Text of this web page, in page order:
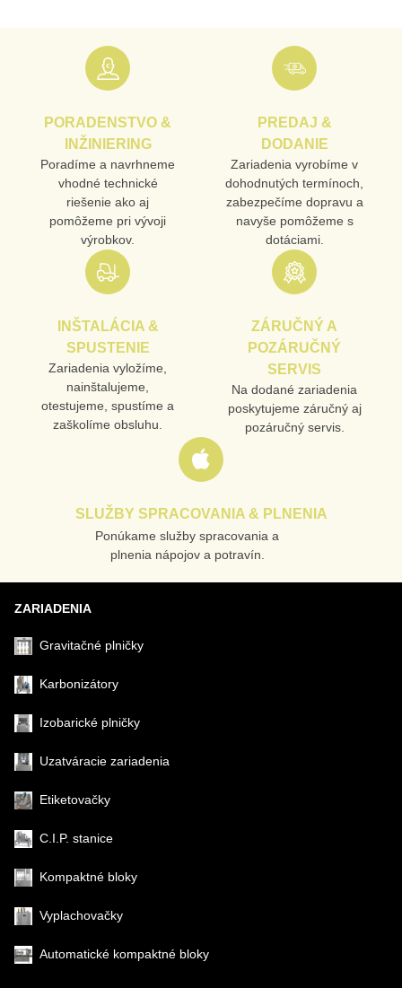
PORADENSTVO &
INŽINIERING
Poradíme a navrhneme
vhodné technické
riešenie ako aj
pomôžeme pri vývoji
výrobkov.
PREDAJ &
DODANIE
Zariadenia vyrobíme v
dohodnutých termínoch,
zabezpečíme dopravu a
navyše pomôžeme s
dotáciami.
INŠTALÁCIA &
SPUSTENIE
Zariadenia vyložíme,
nainštalujeme,
otestujeme, spustíme a
zaškolíme obsluhu.
ZÁRUČNÝ A
POZÁRUČNÝ
SERVIS
Na dodané zariadenia
poskytujeme záručný aj
pozáručný servis.
SLUŽBY SPRACOVANIA & PLNENIA
Ponúkame služby spracovania a
plnenia nápojov a potravín.
ZARIADENIA
Gravitačné plničky
Karbonizátory
Izobarické plničky
Uzatváracie zariadenia
Etiketovačky
C.I.P. stanice
Kompaktné bloky
Vyplachovačky
Automatické kompaktné bloky